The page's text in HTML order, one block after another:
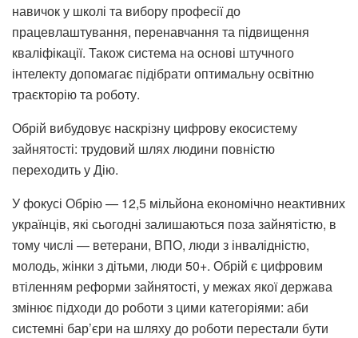
навичок у школі та вибору професії до
працевлаштування, перенавчання та підвищення
кваліфікації. Також система на основі штучного
інтелекту допомагає підібрати оптимальну освітню
траєкторію та роботу.
Обрій вибудовує наскрізну цифрову екосистему
зайнятості: трудовий шлях людини повністю
переходить у Дію.
У фокусі Обрію — 12,5 мільйона економічно неактивних
українців, які сьогодні залишаються поза зайнятістю, в
тому числі — ветерани, ВПО, люди з інвалідністю,
молодь, жінки з дітьми, люди 50+. Обрій є цифровим
втіленням реформи зайнятості, у межах якої держава
змінює підходи до роботи з цими категоріями: аби
системні бар’єри на шляху до роботи перестали бути